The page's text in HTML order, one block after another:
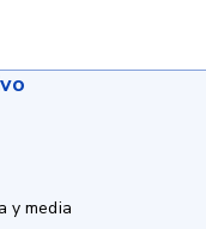
y media